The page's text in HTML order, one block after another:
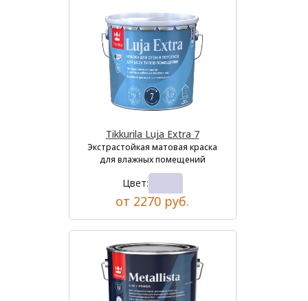
Tikkurila Luja Extra 7
Экстрастойкая матовая краска
для влажных помещений
Цвет:
от 2270 руб.